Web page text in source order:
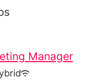
Manager